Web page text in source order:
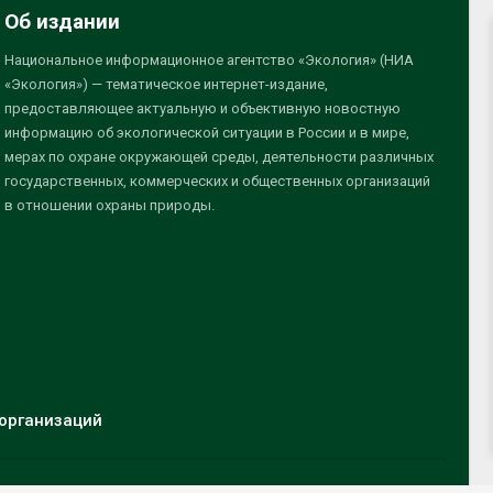
Об издании
Национальное информационное агентство «Экология» (НИА
«Экология») — тематическое интернет-издание,
предоставляющее актуальную и объективную новостную
информацию об экологической ситуации в России и в мире,
мерах по охране окружающей среды, деятельности различных
государственных, коммерческих и общественных организаций
в отношении охраны природы.